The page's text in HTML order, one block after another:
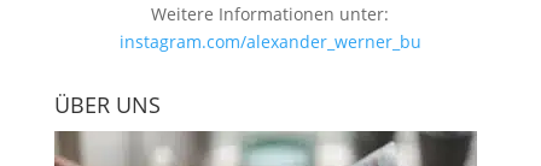
Weitere Informationen unter:
instagram.com/alexander_werner_bu
ÜBER UNS